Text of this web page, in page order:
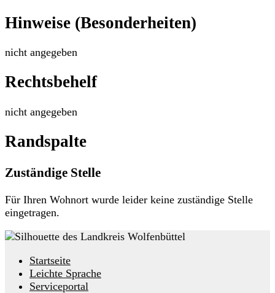
Hinweise (Besonderheiten)
nicht angegeben
Rechtsbehelf
nicht angegeben
Randspalte
Zuständige Stelle
Für Ihren Wohnort wurde leider keine zuständige Stelle
eingetragen.
Startseite
Leichte Sprache
Serviceportal